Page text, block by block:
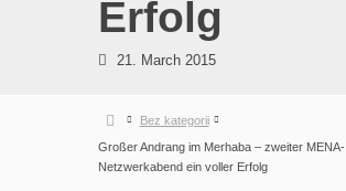
Erfolg
21. March 2015
Bez kategorii
Großer Andrang im Merhaba – zweiter MENA-
Netzwerkabend ein voller Erfolg